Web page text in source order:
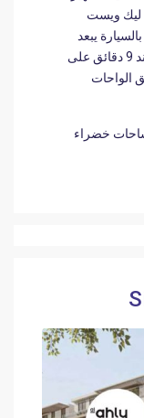
ليك ويست
الرياضي 6 دقائق بالسيارة يبعد
الكمبوند عن مستشفى دار الفؤاد ودريم لاند 9 دقائق على
وطريق الواحات